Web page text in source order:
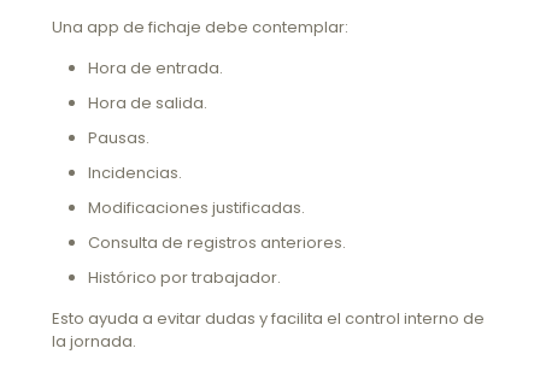
Una app de fichaje debe contemplar:
Hora de entrada.
Hora de salida.
Pausas.
Incidencias.
Modificaciones justificadas.
Consulta de registros anteriores.
Histórico por trabajador.
Esto ayuda a evitar dudas y facilita el control interno de
la jornada.